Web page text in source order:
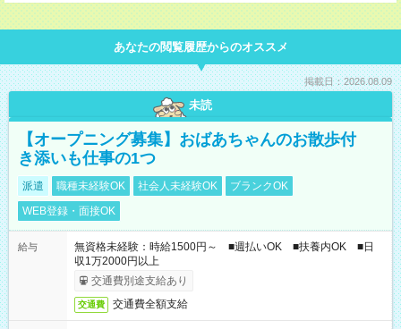
あなたの閲覧履歴からのオススメ
掲載日：2026.08.09
未読
【オープニング募集】おばあちゃんのお散歩付
き添いも仕事の1つ
派遣 職種未経験OK 社会人未経験OK
ブランクOK
WEB登録・面接OK
給与
無資格未経験：時給1500円～ ■週払いOK ■扶養内OK ■日
収1万2000円以上
交通費別途支給あり
交通費 交通費全額支給